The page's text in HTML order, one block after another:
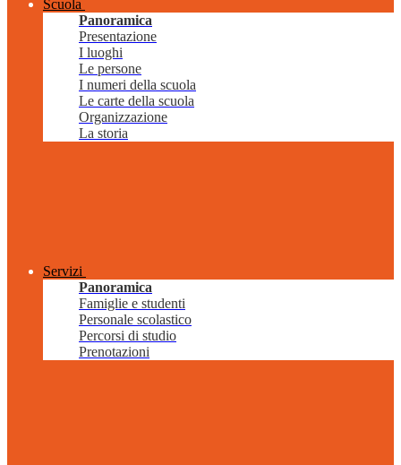
Scuola
Panoramica
Presentazione
I luoghi
Le persone
I numeri della scuola
Le carte della scuola
Organizzazione
La storia
Servizi
Panoramica
Famiglie e studenti
Personale scolastico
Percorsi di studio
Prenotazioni